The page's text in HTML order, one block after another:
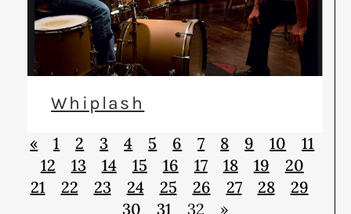
Whiplash
« 1 2 3 4 5 6 7 8 9 10
11
12
13 14 15 16 17 18 19
20
21
22 23 24 25 26 27 28
29
30
31 32 »